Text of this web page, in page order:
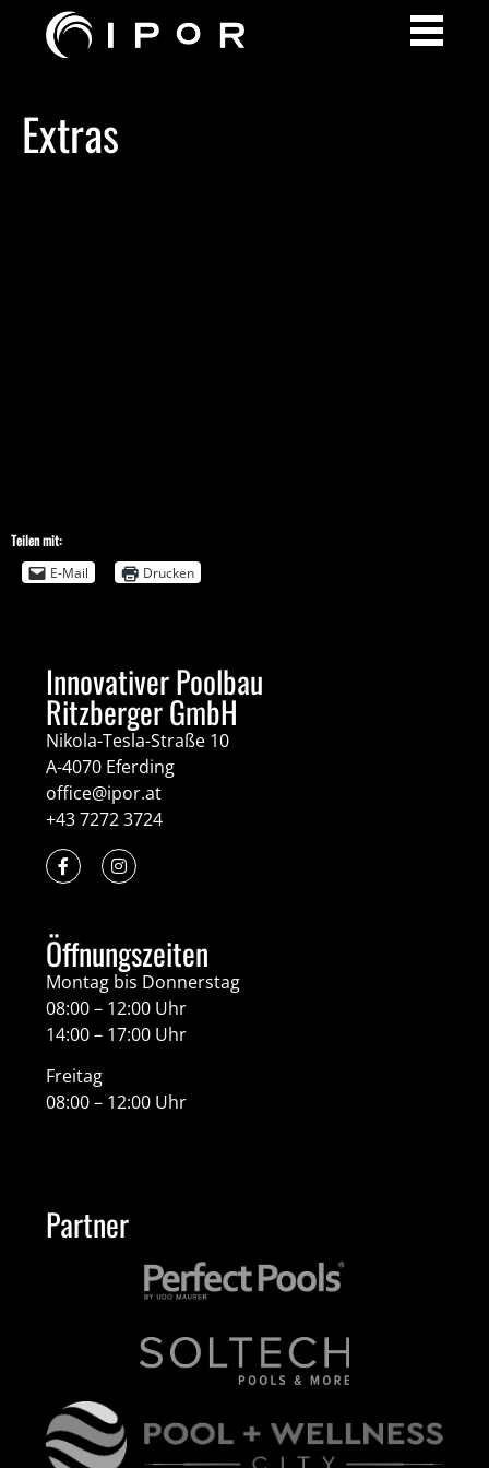
Extras
Teilen mit:
E-Mail
Drucken
Innovativer Poolbau
Ritzberger GmbH
Nikola-Tesla-Straße 10
A-4070 Eferding
office@ipor.at
+43 7272 3724
Öffnungszeiten
Montag bis Donnerstag
08:00 – 12:00 Uhr
14:00 – 17:00 Uhr
Freitag
08:00 – 12:00 Uhr
Partner